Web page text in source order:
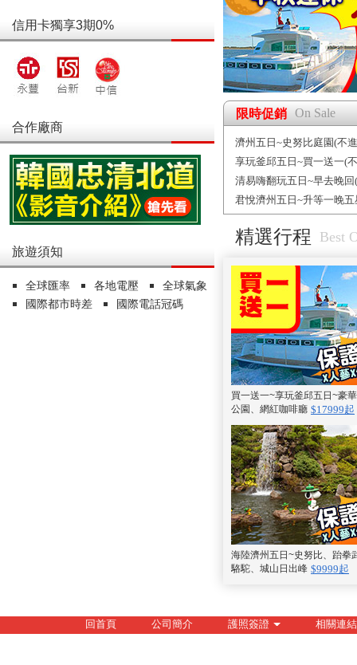
信用卡獨享3期0%
合作廠商
旅遊須知
全球匯率 各地電壓
全球氣象
國際都市時差
國際電話冠碼
限時促銷 On Sale
濟州五日~史努比庭園(不
享玩釜邱五日~買一送一(
清易嗨翻玩五日~早去晚
君悅濟州五日~升等一晚
精選行程 Best
買一送一~享玩釜邱五日~豪
公園、網紅咖啡廳 $17999起
海陸濟州五日~史努比、跆拳
駱駝、城山日出峰 $9999起
回首頁 公司簡介 護照簽證 相關連結